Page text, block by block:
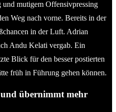
mutigem Offensivpressing
Weg nach vorne. Bereits in der
in der Luft. Adrian
Andu Kelati vergab. Ein
Blick für den besser postierten
früh in Führung gehen können.
übernimmt mehr